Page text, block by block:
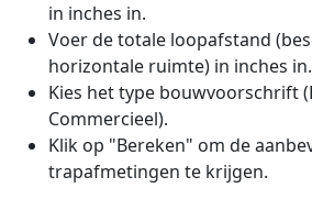
in inches in.
Voer de totale loopafstand
horizontale ruimte) in inches in.
Kies het type bouwvoorschrift
Commercieel).
Klik op "Bereken" om de
trapafmetingen te krijgen.